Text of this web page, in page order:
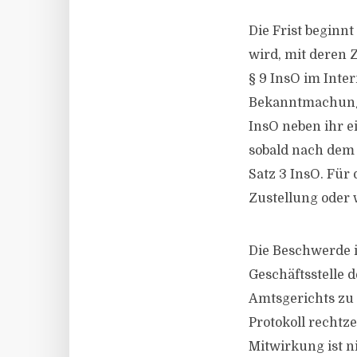
Die Frist
wird, mit deren
§ 9 InsO im
InsO neben ihr
sobald nach
Satz 3 InsO.
Zustellung oder
Die
Geschäftsstelle
Amtsgerichts zu
Protokoll
Mitwirkung ist